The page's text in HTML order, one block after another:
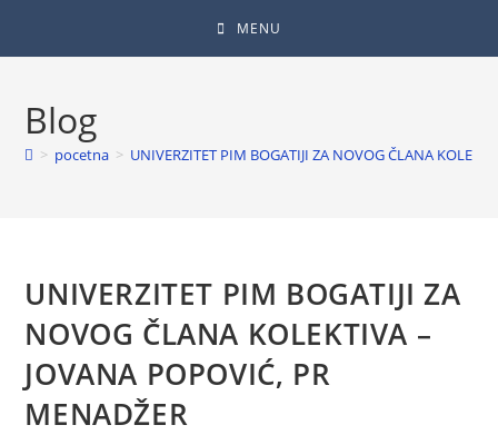
MENU
Blog
> pocetna > UNIVERZITET PIM BOGATIJI ZA NOVOG ČLANA
UNIVERZITET PIM BOGATIJI ZA
NOVOG ČLANA KOLEKTIVA –
JOVANA POPOVIĆ, PR
MENADŽER